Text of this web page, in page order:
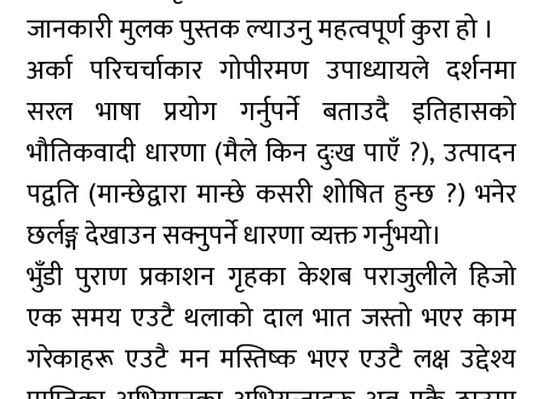
जानकारी मुलक पुस्तक ल्याउनु महत्वपूर्ण कुरा हो ।
अर्का परिचर्चाकार गोपीरमण उपाध्यायले दर्शनमा
सरल भाषा प्रयोग गर्नुपर्ने बताउदै इतिहासको
भौतिकवादी धारणा (मैले किन दुःख पाएँ ?), उत्पादन
पद्वति (मान्छेद्वारा मान्छे कसरी शोषित हुन्छ ?) भनेर
छर्लङ्ग देखाउन सक्नुपर्ने धारणा व्यक्त गर्नुभयो।
भुँडी पुराण प्रकाशन गृहका केशब पराजुलीले हिजो
एक समय एउटै थलाको दाल भात जस्तो भएर काम
गरेकाहरू एउटै मन मस्तिष्क भएर एउटै लक्ष उद्देश्य